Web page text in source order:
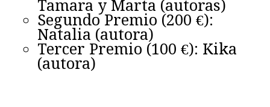
Tamara y Marta (autoras)
Segundo Premio (200 €):
Natalia (autora)
Tercer Premio (100 €): Kika
(autora)